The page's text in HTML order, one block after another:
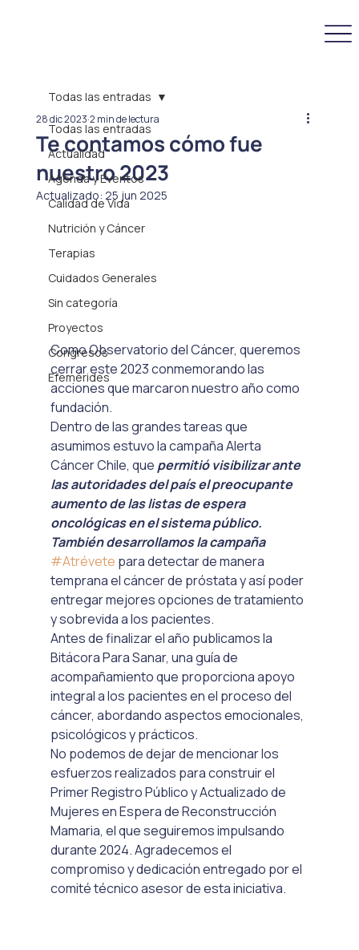
Todas las entradas
Actualidad
Agenda y Eventos
Calidad de Vida
Nutrición y Cáncer
Terapias
Cuidados Generales
Sin categoría
Proyectos
Congresos
Efemérides
Todas las entradas
Te contamos cómo fue
nuestro 2023
28 dic 2023 2 min de lectura
Actualizado: 25 jun 2025
Como Observatorio del Cáncer, queremos
cerrar este 2023 conmemorando las
acciones que marcaron nuestro año como
fundación.
Dentro de las grandes tareas que
asumimos estuvo la campaña Alerta
Cáncer Chile, que permitió visibilizar ante
las autoridades del país el preocupante
aumento de las listas de espera
oncológicas en el sistema público.
También desarrollamos la campaña
#Atrévete para detectar de manera
temprana el cáncer de próstata y así poder
entregar mejores opciones de tratamiento
y sobrevida a los pacientes.
Antes de finalizar el año publicamos la
Bitácora Para Sanar, una guía de
acompañamiento que proporciona apoyo
integral a los pacientes en el proceso del
cáncer, abordando aspectos emocionales,
psicológicos y prácticos.
No podemos de dejar de mencionar los
esfuerzos realizados para construir el
Primer Registro Público y Actualizado de
Mujeres en Espera de Reconstrucción
Mamaria, el que seguiremos impulsando
durante 2024. Agradecemos el
compromiso y dedicación entregado por el
comité técnico asesor de esta iniciativa.